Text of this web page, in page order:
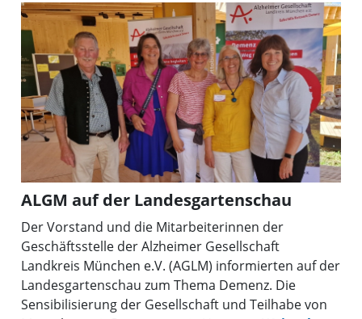
ALGM auf der Landesgartenschau
Der Vorstand und die Mitarbeiterinnen der
Geschäftsstelle der Alzheimer Gesellschaft
Landkreis München e.V. (AGLM) informierten auf der
Landesgartenschau zum Thema Demenz. Die
Sensibilisierung der Gesellschaft und Teilhabe von